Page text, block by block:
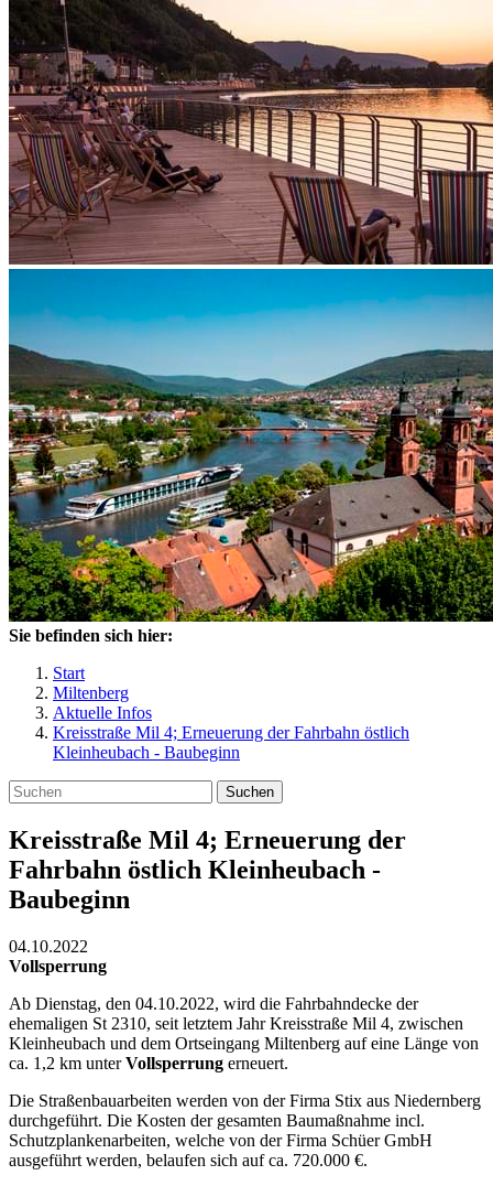
Sie befinden sich hier:
Start
Miltenberg
Aktuelle Infos
Kreisstraße Mil 4; Erneuerung der Fahrbahn östlich
Kleinheubach - Baubeginn
Suchen
Kreisstraße Mil 4; Erneuerung der
Fahrbahn östlich Kleinheubach -
Baubeginn
04.10.2022
Vollsperrung
Ab Dienstag, den 04.10.2022, wird die Fahrbahndecke der
ehemaligen St 2310, seit letztem Jahr Kreisstraße Mil 4, zwischen
Kleinheubach und dem Ortseingang Miltenberg auf eine Länge von
ca. 1,2 km unterVollsperrung erneuert.
Die Straßenbauarbeiten werden von der Firma Stix aus Niedernberg
durchgeführt. Die Kosten der gesamten Baumaßnahme incl.
Schutzplankenarbeiten, welche von der Firma Schüer GmbH
ausgeführt werden, belaufen sich auf ca. 720.000 €.